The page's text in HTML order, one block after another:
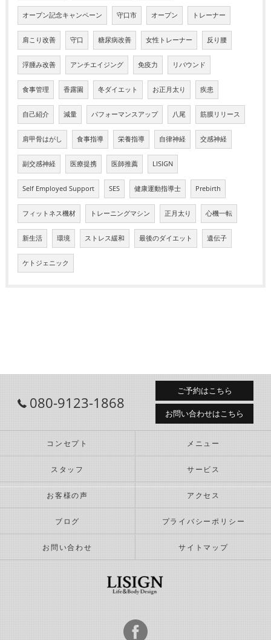
オープン記念キャンペーン 守口市 オープン トレーナー
肩こり改善 守口 糖尿病改善 女性トレーナー 反り腰
浮腫み改善 アンチエイジング 免疫力 リバウンド
食事管理 香露園 冬ダイエット お正月太り 疾患
自己紹介 減量 パフォーマンスアップ 八尾 筋膜リリース
肩甲骨はがし 食事指導 栄養指導 自律神経 交感神経
副交感神経 医療提携 医師推薦 LISIGN
Self Employed Support SES 健康運動指導士 Prebirth
フィットネス機材 トレーニングマシン 正月太り 心機一転
新生活 環境 ストレス緩和 最後のダイエット 遺伝子
ケトジェニック
080-9123-1868
ご予約はこちら
お問い合わせはこちら
コンセプト メニュー
スタッフ サービス
お客様の声 アクセス
ブログ プライバシーポリシー
お問い合わせ サイトマップ